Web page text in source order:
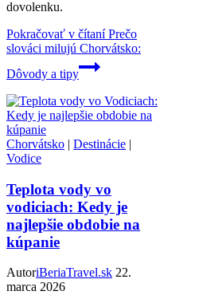
dovolenku.
Pokračovať v čítaníPrečo
slováci milujú Chorvátsko:
Dôvody a tipy
Chorvátsko | Destinácie |
Vodice
Teplota vody vo
vodiciach: Kedy je
najlepšie obdobie na
kúpanie
AutoriBeriaTravel.sk 22.
marca 2026